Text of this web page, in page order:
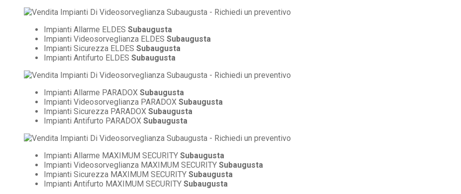
Impianti Allarme ELDES Subaugusta
Impianti Videosorveglianza ELDES Subaugusta
Impianti Sicurezza ELDES Subaugusta
Impianti Antifurto ELDES Subaugusta
Impianti Allarme PARADOX Subaugusta
Impianti Videosorveglianza PARADOX Subaugusta
Impianti Sicurezza PARADOX Subaugusta
Impianti Antifurto PARADOX Subaugusta
Impianti Allarme MAXIMUM SECURITY Subaugusta
Impianti Videosorveglianza MAXIMUM SECURITY Subaugusta
Impianti Sicurezza MAXIMUM SECURITY Subaugusta
Impianti Antifurto MAXIMUM SECURITY Subaugusta